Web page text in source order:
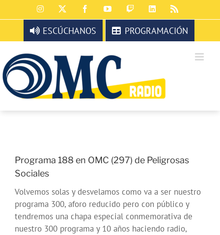
al
contenido
Instagram FacebookYouTubeTwitchLinkedIn
ESCÚCHANOS PROGRAMACIÓN
Programa 188 en OMC (297) de Peligrosas
Sociales
Volvemos solas y desvelamos como va a ser nuestro
programa 300, aforo reducido pero con público y
tendremos una chapa especial conmemorativa de
nuestro 300 programa y 10 años haciendo radio,